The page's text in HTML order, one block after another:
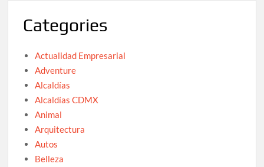
Categories
Actualidad Empresarial
Adventure
Alcaldías
Alcaldías CDMX
Animal
Arquitectura
Autos
Belleza